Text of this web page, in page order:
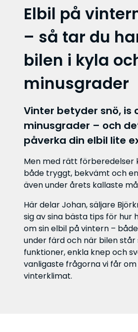
Elbil på
– så tar du
bilen i kyla
minusgrader
Vinter betyder snö, is
minusgrader – och
påverka din elbil lite
Men med rätt förberedelser
både tryggt, bekvämt och
även under årets kallaste
Här delar Johan, säljare
sig av sina bästa tips för hur
om sin elbil på vintern –
under färd och när bilen står
funktioner, enkla knep och
vanligaste frågorna vi får om
vinterklimat.